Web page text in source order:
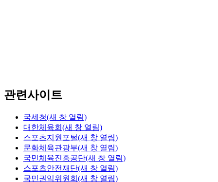
관련사이트
국세청(새 창 열림)
대한체육회 (새 창 열림)
스포츠지원포털(새 창 열림)
문화체육관광부(새 창 열림)
국민체육진흥공단(새 창 열림)
스포츠안전재단(새 창 열림)
국민권익위원회 (새 창 열림)